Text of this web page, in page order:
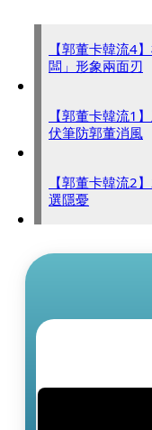
【郭董卡韓流4
闆」形象兩面刃
【郭董卡韓流1
伏筆防郭董消風
【郭董卡韓流2
選隱憂